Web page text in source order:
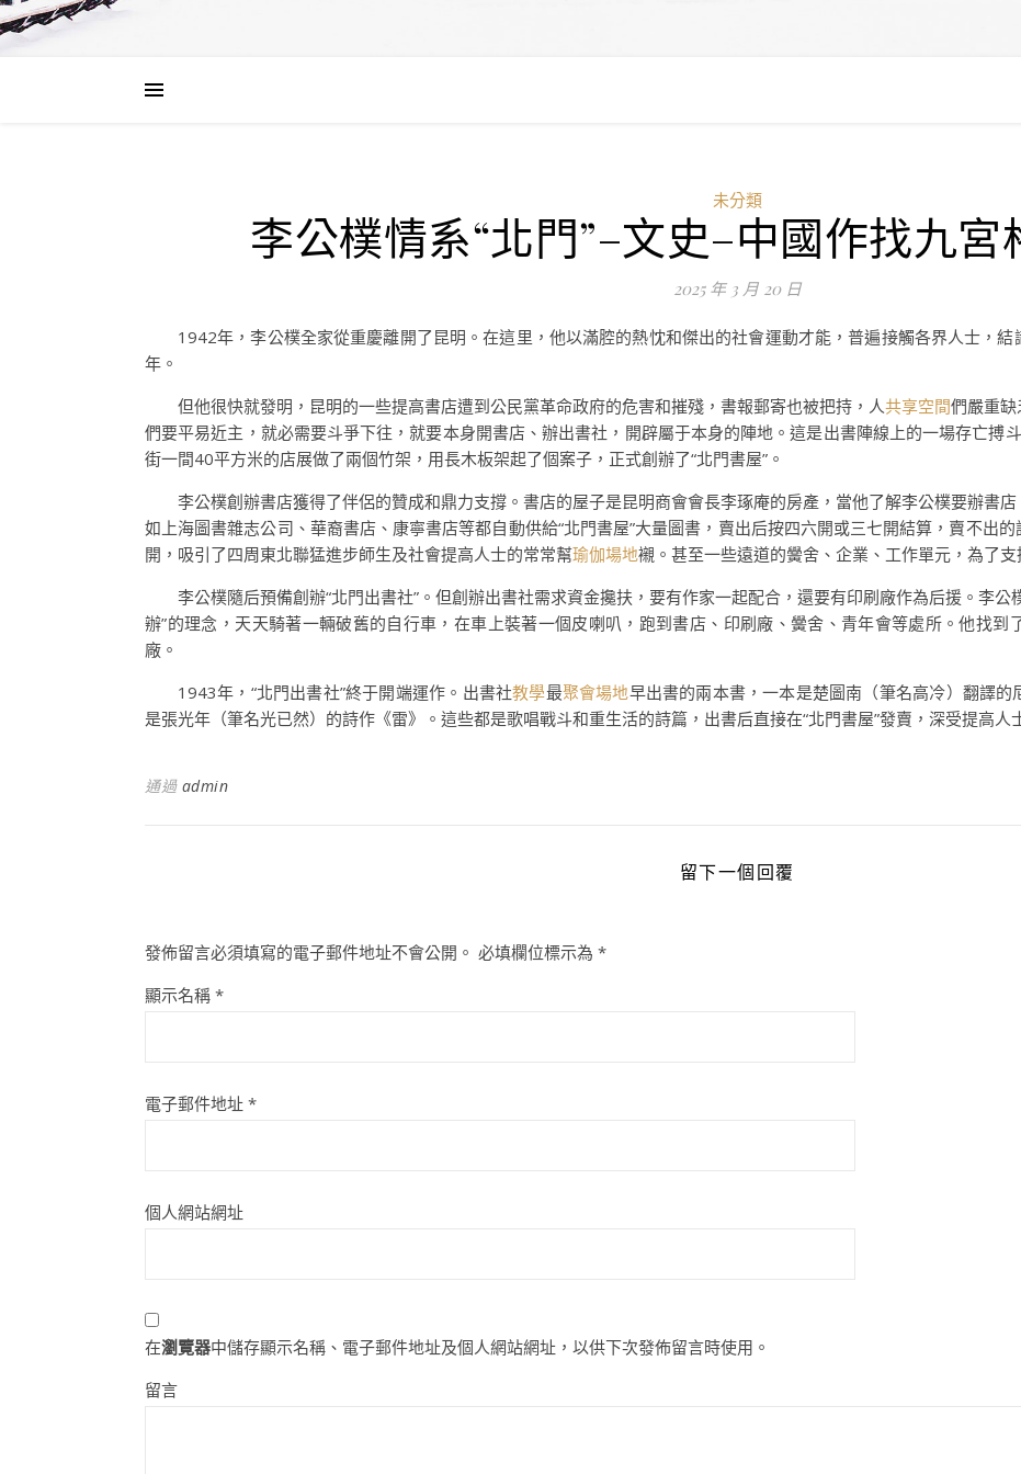
未分類
李公樸情系“北門”–文史–中國作找九宮
2025 年 3 月 20 日
1942年，李公樸全家從重慶離開了昆明。在這里，他以滿腔的熱忱和傑出的社會運動才能，普遍接觸各界人士，
年。
但他很快就發明，昆明的一些提高書店遭到公民黨革命政府的危害和摧殘，書報郵寄也被把持，人共享空間們嚴重
們要平易近主，就必需要斗爭下往，就要本身開書店、辦出書社，開辟屬于本身的陣地。這是出書陣線上的一場存亡搏
街一間40平方米的店展做了兩個竹架，用長木板架起了個案子，正式創辦了“北門書屋”。
李公樸創辦書店獲得了伴侶的贊成和鼎力支撐。書店的屋子是昆明商會會長李琢庵的房產，當他了解李公樸要辦書
如上海圖書雜志公司、華裔書店、康寧書店等都自動供給“北門書屋”大量圖書，賣出后按四六開或三七開結算，賣不出
開，吸引了四周東北聯猛進步師生及社會提高人士的常常幫瑜伽場地襯。甚至一些遠道的黌舍、企業、工作單元，為了支
李公樸隨后預備創辦“北門出書社”。但創辦出書社需求資金攙扶，要有作家一起配合，還要有印刷廠作為后援。李公
辦”的理念，天天騎著一輛破舊的自行車，在車上裝著一個皮喇叭，跑到書店、印刷廠、黌舍、青年會等處所。他找到
廠。
1943年，“北門出書社”終于開端運作。出書社教學最聚會場地早出書的兩本書，一本是楚圖南（筆名高冷）翻譯
是張光年（筆名光已然）的詩作《雷》。這些都是歌唱戰斗和重生活的詩篇，出書后直接在“北門書屋”發賣，深受提高人
通過 admin
留下一個回覆
發佈留言必須填寫的電子郵件地址不會公開。 必填欄位標示為 *
顯示名稱 *
電子郵件地址 *
個人網站網址
在瀏覽器中儲存顯示名稱、電子郵件地址及個人網站網址，以供下次發佈留言時使用。
留言